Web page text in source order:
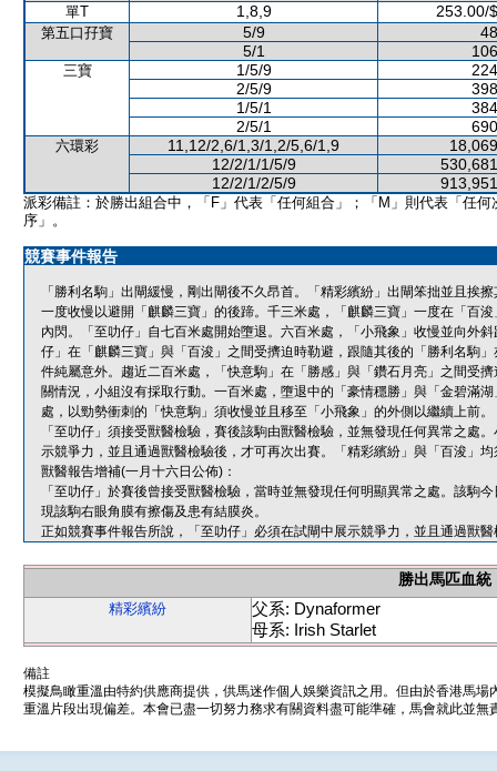
單T 1,8,9 253.00/
第五口孖寶 5/9
5/1
三寶 1/5/9
2/5/9
1/5/1
2/5/1
六環彩 11,12/2,6/1,3/1,2/5,6/1,9
12/2/1/1/5/9
12/2/1/2/5/9
派彩備註：於勝出組合中，「F」代表「任何組合」；「M」則代表「任何
序」。
競賽事件報告
「勝利名駒」出閘緩慢，剛出閘後不久昂首。「精彩繽紛」出閘笨拙並且挨
一度收慢以避開「麒麟三寶」的後蹄。千三米處，「麒麟三寶」一度在「百
內閃。「至叻仔」自七百米處開始墮退。六百米處，「小飛象」收慢並向外
仔」在「麒麟三寶」與「百浚」之間受擠迫時勒避，跟隨其後的「勝利名駒
件純屬意外。趨近二百米處，「快意駒」在「勝感」與「鑽石月亮」之間受
關情況，小組沒有採取行動。一百米處，墮退中的「豪情穩勝」與「金碧滿
處，以勁勢衝刺的「快意駒」須收慢並且移至「小飛象」的外側以繼續上前
「至叻仔」須接受獸醫檢驗，賽後該駒由獸醫檢驗，並無發現任何異常之處
示競爭力，並且通過獸醫檢驗後，才可再次出賽。「精彩繽紛」與「百浚」
獸醫報告增補(一月十六日公佈)：
「至叻仔」於賽後曾接受獸醫檢驗，當時並無發現任何明顯異常之處。該駒
現該駒右眼角膜有擦傷及患有結膜炎。
正如競賽事件報告所說，「至叻仔」必須在試閘中展示競爭力，並且通過獸
勝出馬匹血統
精彩繽紛
父系: Dynaformer
母系: Irish Starlet
備註
模擬鳥瞰重溫由特約供應商提供，供馬迷作個人娛樂資訊之用。但由於香港馬
重溫片段出現偏差。本會已盡一切努力務求有關資料盡可能準確，馬會就此並